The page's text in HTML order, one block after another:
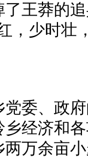
王莽的
，少时壮
、政府
经济和
万余亩